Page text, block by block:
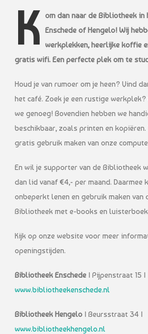
K om dan naar de Bibliotheek in
Enschede of Hengelo! Wij
werkplekken, heerlijke koffie
gratis wifi. Een perfecte plek om te
Houd je van rumoer om je heen? Vind
het café. Zoek je een rustige
we genoeg! Bovendien hebben we
beschikbaar, zoals printen en kopiëren.
gratis gebruik maken van onze
En wil je supporter van de Bibliotheek
dan lid vanaf €4,- per maand. Daarmee
onbeperkt lenen en gebruik maken van
Bibliotheek met e-books en
Kijk op onze website voor meer
openingstijden.
Bibliotheek Enschede | Pijpenstraat 15 |
www.bibliotheekenschede.nl
Bibliotheek Hengelo | Beursstraat 34 |
www.bibliotheekhengelo.nl